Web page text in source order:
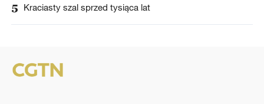
5 Kraciasty szal sprzed tysiąca lat